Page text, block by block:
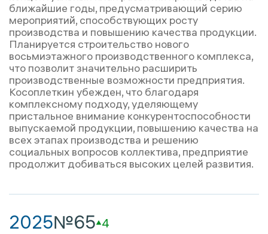
ближайшие годы, предусматривающий серию
мероприятий, способствующих росту
производства и повышению качества продукции.
Планируется строительство нового
восьмиэтажного производственного комплекса,
что позволит значительно расширить
производственные возможности предприятия.
Косоплеткин убежден, что благодаря
комплексному подходу, уделяющему
пристальное внимание конкурентоспособности
выпускаемой продукции, повышению качества на
всех этапах производства и решению
социальных вопросов коллектива, предприятие
продолжит добиваться высоких целей развития.
2025№65 4